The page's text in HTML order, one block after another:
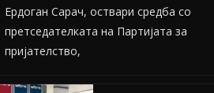
Ердоган Сарач, оствари средба со
претседателката на Партијата за
пријателство,